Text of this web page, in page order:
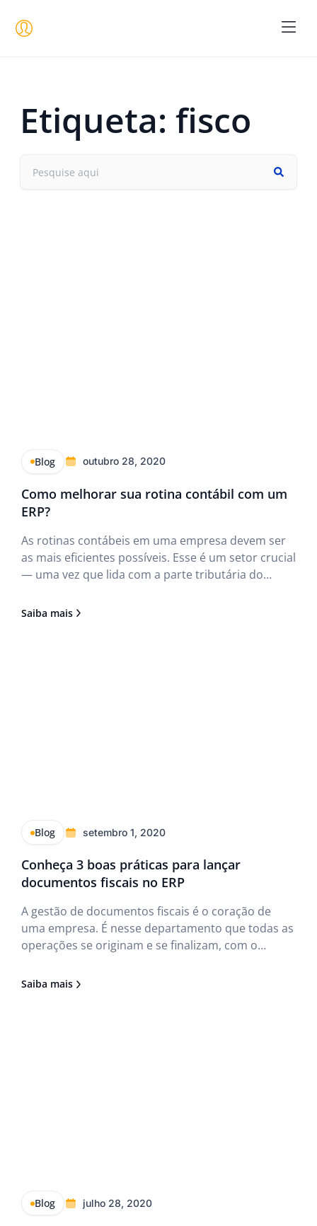
Etiqueta: fisco
Blog outubro 28, 2020
Como melhorar sua rotina contábil com um
ERP?
As rotinas contábeis em uma empresa devem ser
as mais eficientes possíveis. Esse é um setor crucial
— uma vez que lida com a parte tributária do
sejam feitas visando, dentre outras coisas, o
Saiba mais
Blog setembro 1, 2020
Conheça 3 boas práticas para lançar
documentos fiscais no ERP
A gestão de documentos fiscais é o coração de
uma empresa. É nesse departamento que todas as
operações se originam e se finalizam, com o
Saiba mais
Blog julho 28, 2020